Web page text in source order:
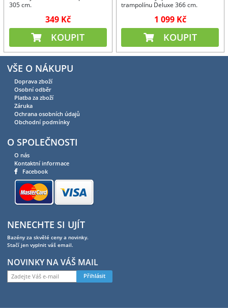
305 cm.
349 Kč
KOUPIT
trampolínu Deluxe 366 cm.
1 099 Kč
KOUPIT
VŠE O NÁKUPU
Doprava zboží
Osobní odběr
Platba za zboží
Záruka
Ochrana osobních údajů
Obchodní podmínky
O SPOLEČNOSTI
O nás
Kontaktní informace
Facebook
NENECHTE SI UJÍT
Bazény za skvělé ceny a novinky.
Stačí jen vyplnit váš email.
NOVINKY NA VÁŠ MAIL
Přihlásit